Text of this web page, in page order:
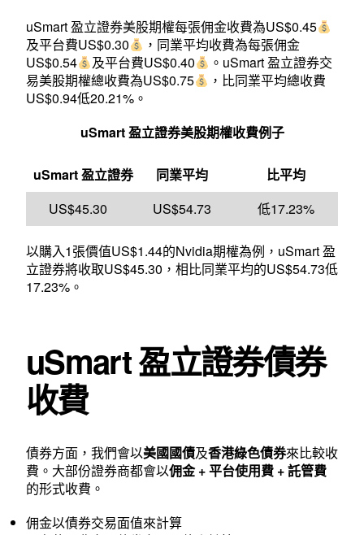
uSmart 盈立證券美股期權每張佣金收費為US$0.45
及平台費US$0.30
，同業平均收費為每張佣金
US$0.54
及平台費US$0.40
。uSmart 盈立證券交
易美股期權總收費為US$0.75
，比同業平均總收費
US$0.94低20.21%。
uSmart盈立證券美股期權收費例子
uSmart 盈立證券 同業平均
比平均
US$45.30
US$54.73 低17.23%
以購入1張價值US$1.44的Nvidia期權為例，uSmart 盈
立證券將收取US$45.30，相比同業平均的US$54.73低
17.23%。
uSmart 盈立證券債券
收費
債券方面，我們會以美國國債及香港綠色債券來比較收
費。大部份證券商都會以佣金 + 平台使用費 + 託管費
的形式收費。
佣金以債券交易面值來計算